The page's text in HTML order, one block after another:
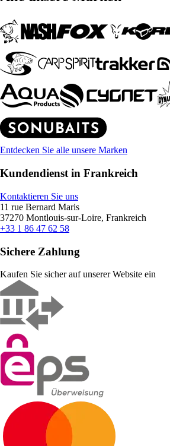
Entdecken Sie alle unsere Marken
Kundendienst in Frankreich
Kontaktieren Sie uns
11 rue Bernard Maris
37270 Montlouis-sur-Loire, Frankreich
+33 1 86 47 62 58
Sichere Zahlung
Kaufen Sie sicher auf unserer Website ein